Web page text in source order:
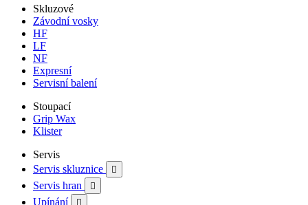
Skluzové
Závodní vosky
HF
LF
NF
Expresní
Servisní balení
Stoupací
Grip Wax
Klister
Servis
Servis skluznice

Servis hran 
Upínání 